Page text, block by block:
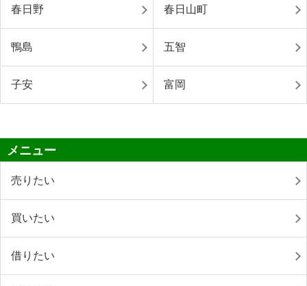
春日野 春日山町
鴨島 五智
子安 富岡
メニュー
売りたい
買いたい
借りたい